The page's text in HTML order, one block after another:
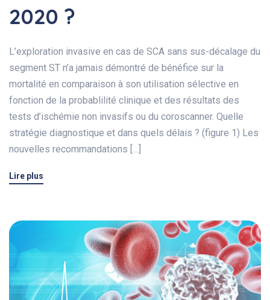
2020 ?
L’exploration invasive en cas de SCA sans sus-décalage du
segment ST n’a jamais démontré de bénéfice sur la
mortalité en comparaison à son utilisation sélective en
fonction de la probablilité clinique et des résultats des
tests d’ischémie non invasifs ou du coroscanner. Quelle
stratégie diagnostique et dans quels délais ? (figure 1) Les
nouvelles recommandations […]
Lire plus